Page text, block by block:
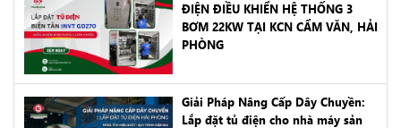
ĐIỆN ĐIỀU KHIỂN HỆ THỐNG 3
BƠM 22KW TẠI KCN CẨM VĂN, HẢI
PHÒNG
Giải Pháp Nâng Cấp Dây Chuyền:
Lắp đặt tủ điện cho nhà máy sản